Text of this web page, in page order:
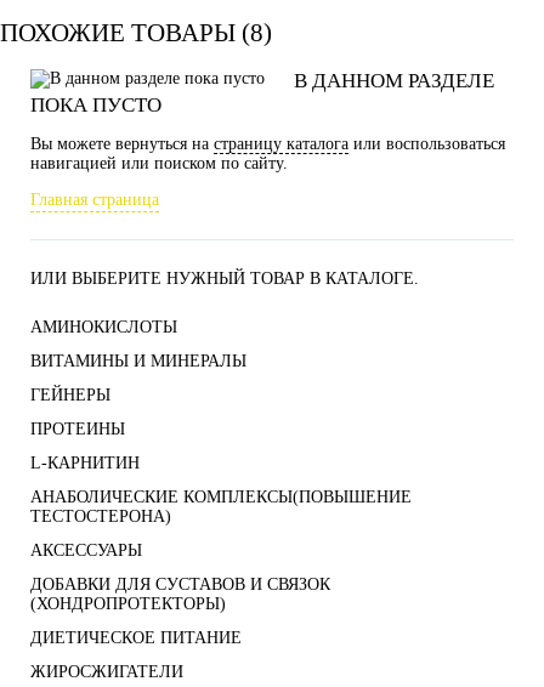
ПОХОЖИЕ ТОВАРЫ (8)
В ДАННОМ РАЗДЕЛЕ
ПОКА ПУСТО
Вы можете вернуться на страницу каталога или воспользоваться
навигацией или поиском по сайту.
Главная страница
ИЛИ ВЫБЕРИТЕ НУЖНЫЙ ТОВАР В КАТАЛОГЕ.
АМИНОКИСЛОТЫ
ВИТАМИНЫ И МИНЕРАЛЫ
ГЕЙНЕРЫ
ПРОТЕИНЫ
L-КАРНИТИН
АНАБОЛИЧЕСКИЕ КОМПЛЕКСЫ(ПОВЫШЕНИЕ
ТЕСТОСТЕРОНА)
АКСЕССУАРЫ
ДОБАВКИ ДЛЯ СУСТАВОВ И СВЯЗОК
(ХОНДРОПРОТЕКТОРЫ)
ДИЕТИЧЕСКОЕ ПИТАНИЕ
ЖИРОСЖИГАТЕЛИ